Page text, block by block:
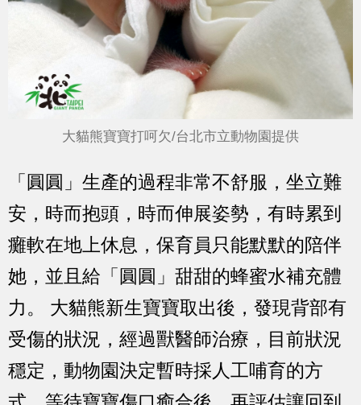
大貓熊寶寶打呵欠/台北市立動物園提供
「圓圓」生產的過程非常不舒服，坐立難
安，時而抱頭，時而伸展姿勢，有時累到
癱軟在地上休息，保育員只能默默的陪伴
她，並且給「圓圓」甜甜的蜂蜜水補充體
力。 大貓熊新生寶寶取出後，發現背部有
受傷的狀況，經過獸醫師治療，目前狀況
穩定，動物園決定暫時採人工哺育的方